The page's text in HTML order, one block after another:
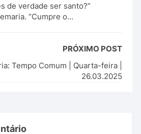
de verdade ser santo?”
“Cumpre o...
PRÓXIMO POST
Tempo Comum | Quarta-feira |
26.03.2025